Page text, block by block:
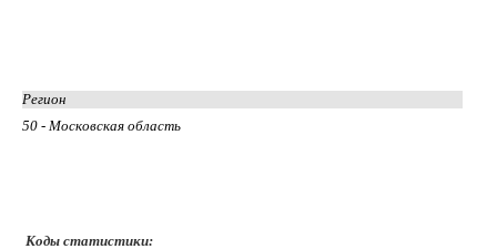
Регион
50 - Московская область
Коды статистики: